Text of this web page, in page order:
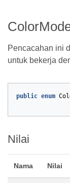
Pencacahan ini
untuk bekerja
public enum
Nilai
Nama Nilai